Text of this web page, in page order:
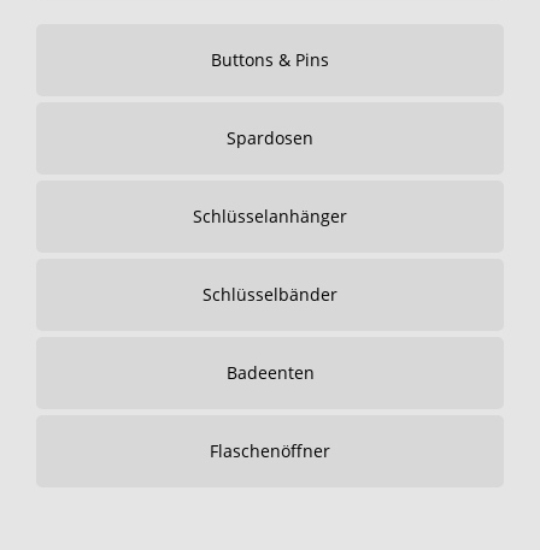
Buttons & Pins
Spardosen
Schlüsselanhänger
Schlüsselbänder
Badeenten
Flaschenöffner